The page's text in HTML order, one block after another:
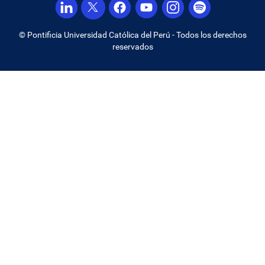
© Pontificia Universidad Católica del Perú - Todos los derechos
reservados